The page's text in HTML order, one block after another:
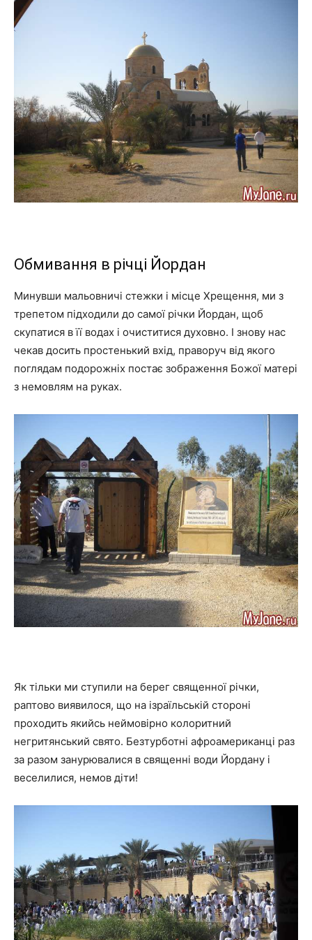
Обмивання в річці Йордан
Минувши мальовничі стежки і місце Хрещення, ми з
трепетом підходили до самої річки Йордан, щоб
скупатися в її водах і очиститися духовно. І знову нас
чекав досить простенький вхід, праворуч від якого
поглядам подорожніх постає зображення Божої матері
з немовлям на руках.
Як тільки ми ступили на берег священної річки,
раптово виявилося, що на ізраїльській стороні
проходить якийсь неймовірно колоритний
негритянський свято. Безтурботні афроамериканці раз
за разом занурювалися в священні води Йордану і
веселилися, немов діти!